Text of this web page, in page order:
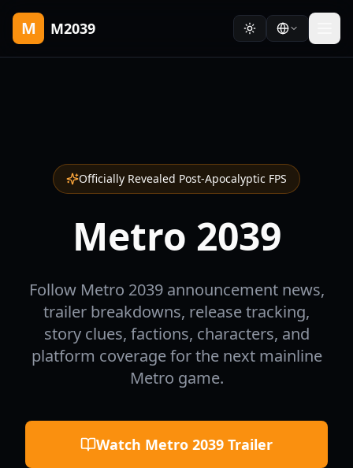
M M2039
Officially Revealed Post-Apocalyptic FPS
Metro 2039
Follow Metro 2039 announcement news,
trailer breakdowns, release tracking,
story clues, factions, characters, and
platform coverage for the next mainline
Metro game.
Watch Metro 2039 Trailer